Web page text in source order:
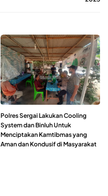
Polres Sergai Lakukan Cooling
System dan Binluh Untuk
Menciptakan Kamtibmas yang
Aman dan Kondusif di Masyarakat